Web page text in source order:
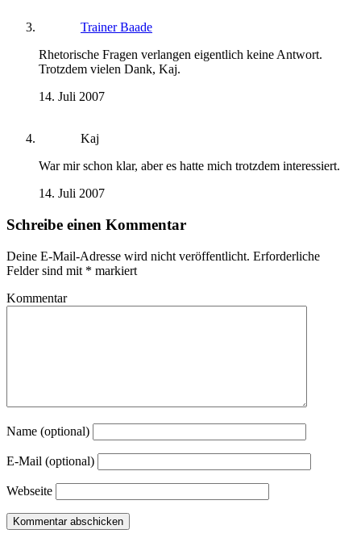
Trainer Baade
Rhetorische Fragen verlangen eigentlich keine Antwort.
Trotzdem vielen Dank, Kaj.
14. Juli 2007
Kaj
War mir schon klar, aber es hatte mich trotzdem interessiert.
14. Juli 2007
Schreibe einen Kommentar
Deine E-Mail-Adresse wird nicht veröffentlicht. Erforderliche
Felder sind mit * markiert
Kommentar
Name (optional)
E-Mail (optional)
Webseite